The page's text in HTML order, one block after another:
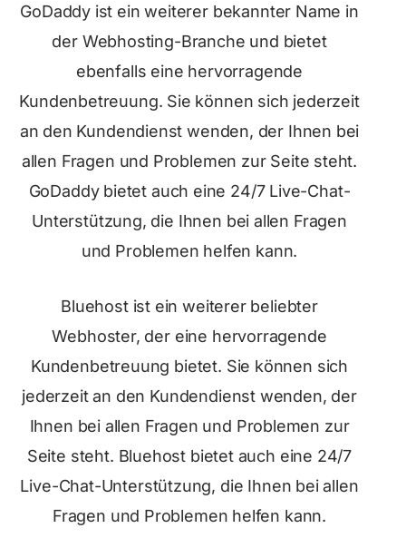
GoDaddy ist ein weiterer bekannter Name in
der Webhosting-Branche und bietet
ebenfalls eine hervorragende
Kundenbetreuung. Sie können sich jederzeit
an den Kundendienst wenden, der Ihnen bei
allen Fragen und Problemen zur Seite steht.
GoDaddy bietet auch eine 24/7 Live-Chat-
Unterstützung, die Ihnen bei allen Fragen
und Problemen helfen kann.
Bluehost ist ein weiterer beliebter
Webhoster, der eine hervorragende
Kundenbetreuung bietet. Sie können sich
jederzeit an den Kundendienst wenden, der
Ihnen bei allen Fragen und Problemen zur
Seite steht. Bluehost bietet auch eine 24/7
Live-Chat-Unterstützung, die Ihnen bei allen
Fragen und Problemen helfen kann.